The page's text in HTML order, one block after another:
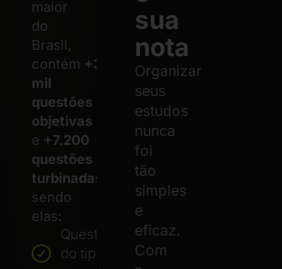
maior
do
Brasil,
contém +300
mil
questões
objetivas
e +7.200
questões
turbinadas
sendo
elas:
Questões
do tipo
sua
nota
Organizar
seus
estudos
nunca
foi
tão
simples
e
eficaz.
Com